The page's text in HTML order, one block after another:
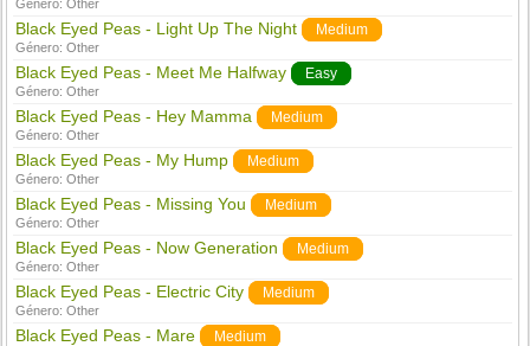
Género:Other
Black Eyed Peas - Light Up The Night Medium
Género:Other
Black Eyed Peas - Meet Me Halfway Easy
Género:Other
Black Eyed Peas - Hey Mamma Medium
Género:Other
Black Eyed Peas - My Hump Medium
Género:Other
Black Eyed Peas - Missing You Medium
Género:Other
Black Eyed Peas - Now Generation Medium
Género:Other
Black Eyed Peas - Electric City Medium
Género:Other
Black Eyed Peas - Mare Medium